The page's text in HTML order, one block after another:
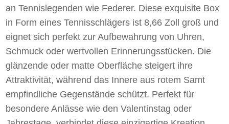
an Tennislegenden wie Federer. Diese exquisite Box
in Form eines Tennisschlägers ist 8,66 Zoll groß und
eignet sich perfekt zur Aufbewahrung von Uhren,
Schmuck oder wertvollen Erinnerungsstücken. Die
glänzende oder matte Oberfläche steigert ihre
Attraktivität, während das Innere aus rotem Samt
empfindliche Gegenstände schützt. Perfekt für
besondere Anlässe wie den Valentinstag oder